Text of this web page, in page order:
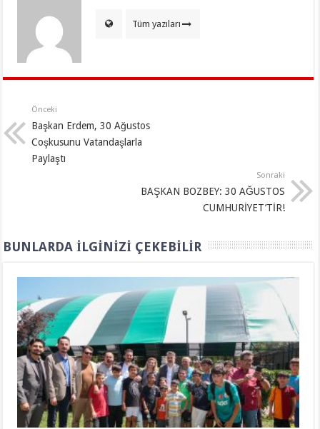
Tüm yazıları
Önceki
Başkan Erdem, 30 Ağustos
Coşkusunu Vatandaşlarla
Paylaştı
Sonraki
BAŞKAN BOZBEY: 30 AĞUSTOS
CUMHURİYET’TİR!
BUNLARDA İLGINIZI ÇEKEBILIR